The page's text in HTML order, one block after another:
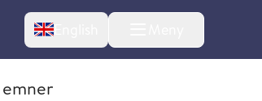
English